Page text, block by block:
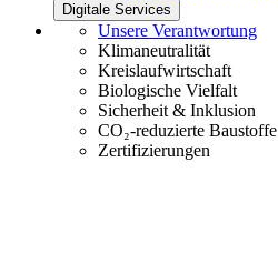
Digitale Services
Unsere Verantwortung
Klimaneutralität
Kreislaufwirtschaft
Biologische Vielfalt
Sicherheit & Inklusion
CO₂-reduzierte Baustoffe
Zertifizierungen